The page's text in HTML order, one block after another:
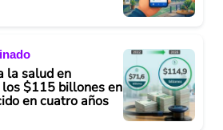
la salud en
los $115 billones en
en cuatro años